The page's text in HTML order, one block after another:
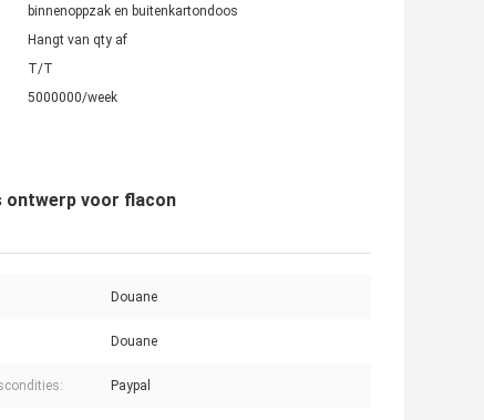
binnenoppzak en buitenkartondoos
Hangt van qty af
T/T
5000000/week
ontwerp voor flacon
Douane
Douane
Paypal